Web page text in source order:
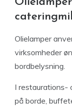
Olielamper
virksomheder
bordbelysning.
I restaurations-
på borde,